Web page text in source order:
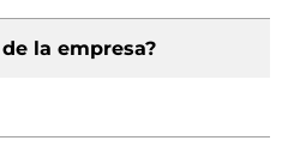
la empresa?